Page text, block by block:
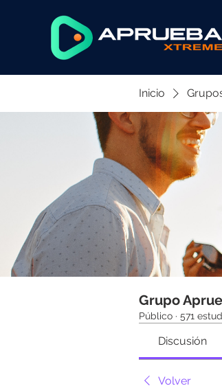
Inicio
Grupo
Público · 571
Discusión
Volver